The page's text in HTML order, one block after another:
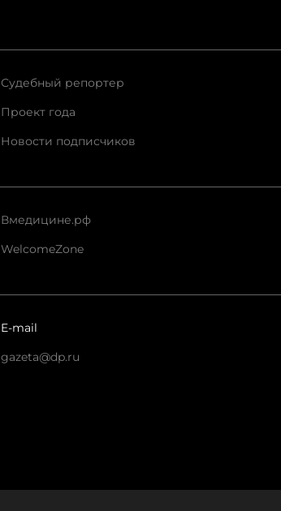
Судебный репортер
Проект года
Новости подписчиков
Вмедицине.рф
WelcomeZone
E-mail
gazeta@dp.ru